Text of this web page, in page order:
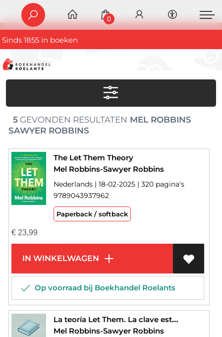
Sinds 1855 in boeken
0
5GEVONDEN RESULTATEN MEL ROBBINS
SAWYER ROBBINS
The Let Them Theory
Mel Robbins-Sawyer Robbins
Nederlands | 18-02-2025 | 320 pagina's
9789043937962
Paperback / softback
€23,99
IN WINKELWAGEN
Op voorraad bij Boekhandel Roelants
La teoría Let Them. La clave está en soltar
Mel Robbins-Sawyer Robbins